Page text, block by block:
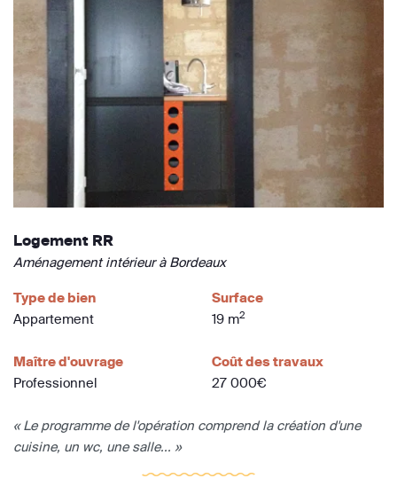
Logement RR
Aménagement intérieur à Bordeaux
Type de bien
Appartement
Surface
19 m2
Maître d'ouvrage
Professionnel
Coût des travaux
27 000€
« Le programme de l'opération comprend la création d'une
cuisine, un wc, une salle... »